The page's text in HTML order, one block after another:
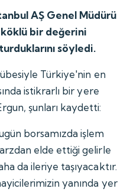
AŞ Genel Müdürü
bir değerini
söyledi.
Türkiye'nin en
istikrarlı bir yere
şunları kaydetti:
borsamızda işlem
elde ettiği gelirle
da ileriye taşıyacaktır.
yanında yer